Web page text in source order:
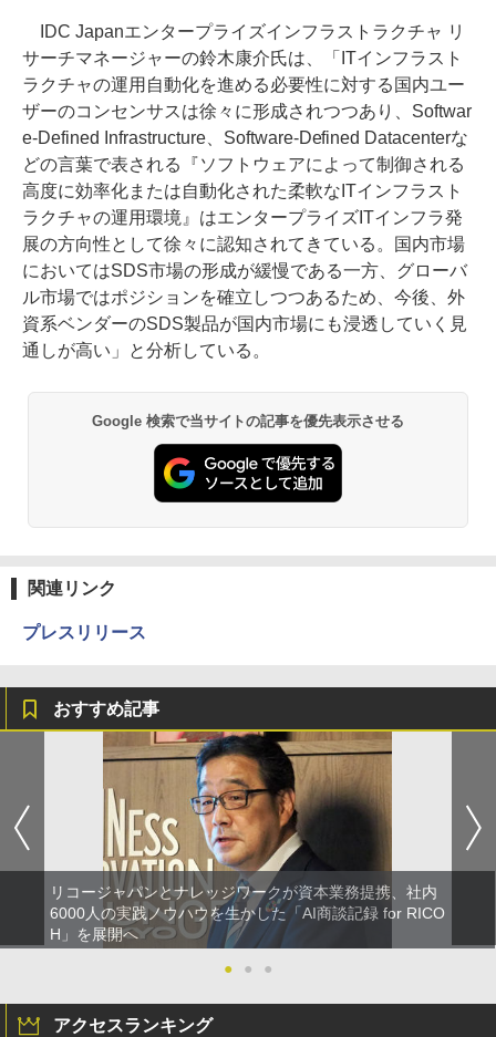
IDC Japanエンタープライズインフラストラクチャ リ
サーチマネージャーの鈴木康介氏は、「ITインフラスト
ラクチャの運用自動化を進める必要性に対する国内ユー
ザーのコンセンサスは徐々に形成されつつあり、Softwar
e-Defined Infrastructure、Software-Defined Datacenterな
どの言葉で表される『ソフトウェアによって制御される
高度に効率化または自動化された柔軟なITインフラスト
ラクチャの運用環境』はエンタープライズITインフラ発
展の方向性として徐々に認知されてきている。国内市場
においてはSDS市場の形成が緩慢である一方、グローバ
ル市場ではポジションを確立しつつあるため、今後、外
資系ベンダーのSDS製品が国内市場にも浸透していく見
通しが高い」と分析している。
Google 検索で当サイトの記事を優先表示させる
関連リンク
プレスリリース
おすすめ記事
リコージャパンとナレッジワークが資本業務提携、社内
6000人の実践ノウハウを生かした「AI商談記録 for RICO
H」を展開へ
●
● ●
アクセスランキング